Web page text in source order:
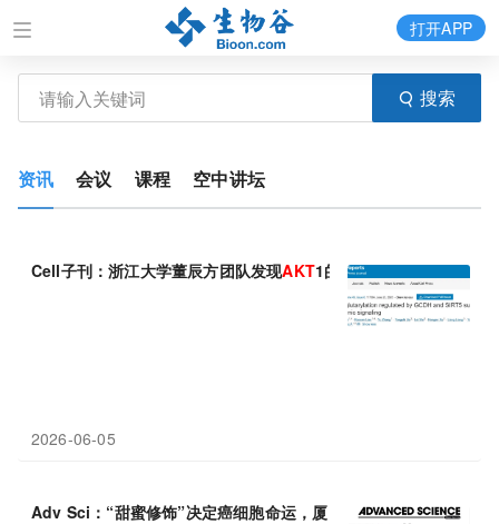
搜索
打开APP
资讯 会议 课程 空中讲坛
Cell子刊：浙江大学董辰方团队发现AKT1的代谢“开关”，谷二酰
2026-06-05
Adv Sci：“甜蜜修饰”决定癌细胞命运，厦门大学占艳艳等发现岩